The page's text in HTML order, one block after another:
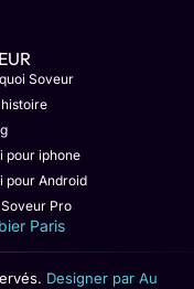
Soveur
pour iphone
pour Android
Pro
Paris
Designer par Au